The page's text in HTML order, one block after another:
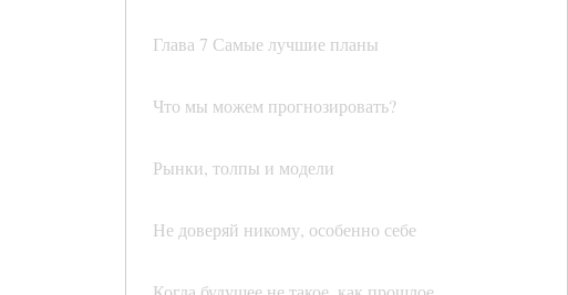
Глава 7 Самые лучшие планы
Что мы можем прогнозировать?
Рынки, толпы и модели
Не доверяй никому, особенно себе